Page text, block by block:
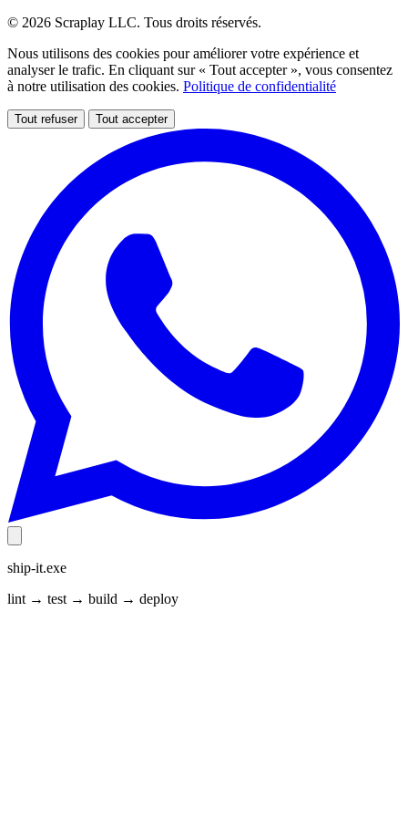
© 2026 Scraplay LLC. Tous droits réservés.
Nous utilisons des cookies pour améliorer votre expérience et
analyser le trafic. En cliquant sur « Tout accepter », vous consentez
à notre utilisation des cookies. Politique de confidentialité
Tout refuser Tout accepter
ship-it.exe
lint → test → build → deploy